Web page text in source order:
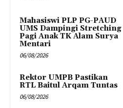
Mahasiswi PLP PG-PAUD
UMS Dampingi Stretching
Pagi Anak TK Alam Surya
Mentari
06/08/2026
Rektor UMPB Pastikan
RTL Baitul Arqam Tuntas
06/08/2026